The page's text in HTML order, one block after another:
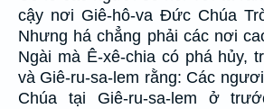
cậy nơi Giê-hô-va Ðức Chúa
Nhưng há chẳng phải các nơi
Ngài mà Ê-xê-chia có phá hủy,
và Giê-ru-sa-lem rằng: Các
Chúa tại Giê-ru-sa-lem ở